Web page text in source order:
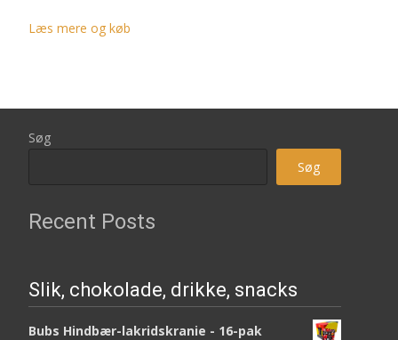
Læs mere og køb
Søg
Søg
Recent Posts
Slik, chokolade, drikke, snacks
Bubs Hindbær-lakridskranie - 16-pak